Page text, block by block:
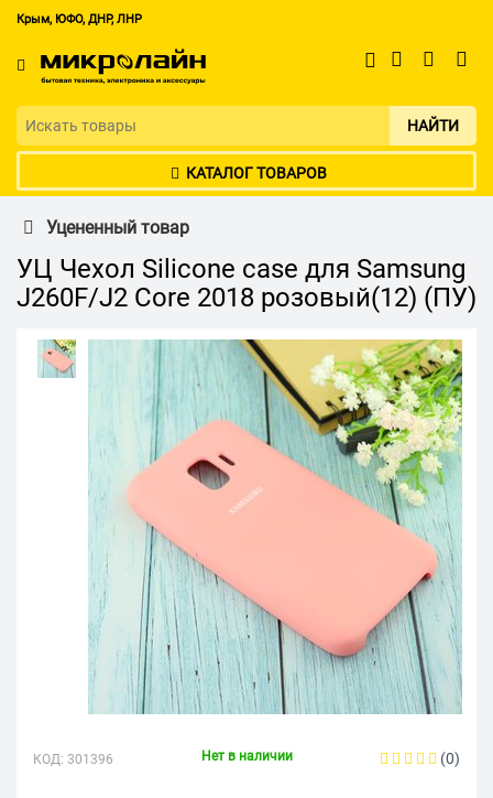
Крым, ЮФО, ДНР, ЛНР
НАЙТИ
КАТАЛОГ ТОВАРОВ
Уцененный товар
УЦ Чехол Silicone case для Samsung
J260F/J2 Core 2018 розовый(12) (ПУ)
КОД: 301396 Нет в наличии (0)